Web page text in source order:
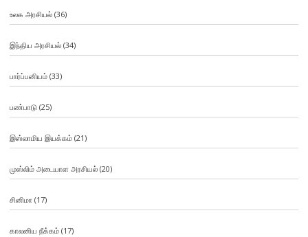
உலக அரசியல்(36)
இந்திய அரசியல்(34)
பார்ப்பனியம்(33)
பண்பாடு(25)
இஸ்லாமிய இயக்கம்(21)
முஸ்லிம் அடையாள அரசியல்(20)
சினிமா (17)
காலனிய நீக்கம்(17)